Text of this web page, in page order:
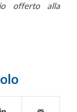
offerto alla